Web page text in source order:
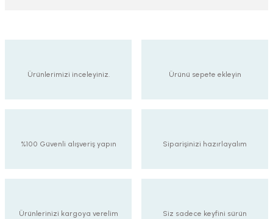
Ürünlerimizi inceleyiniz. Ürünü sepete ekleyin
%100 Güvenli alışveriş yapın Siparişinizi hazırlayalım
Ürünlerinizi kargoya verelim Siz sadece keyfini sürün